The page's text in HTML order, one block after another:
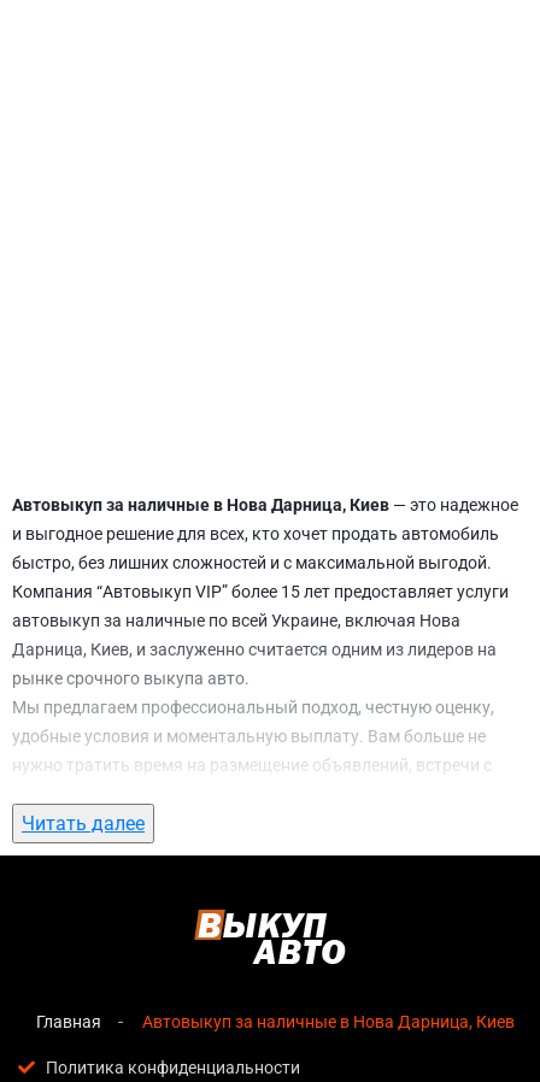
Автовыкуп за наличные в Нова Дарница, Киев — это надежное
и выгодное решение для всех, кто хочет продать автомобиль
быстро, без лишних сложностей и с максимальной выгодой.
Компания “Автовыкуп VIP” более 15 лет предоставляет услуги
автовыкуп за наличные по всей Украине, включая Нова
Дарница, Киев, и заслуженно считается одним из лидеров на
рынке срочного выкупа авто.
Мы предлагаем профессиональный подход, честную оценку,
удобные условия и моментальную выплату. Вам больше не
нужно тратить время на размещение объявлений, встречи с
ожидание. С нами вы можете
Дарница, Киеввсего за 1 день.
автовыкуп за наличные в Нова Дарница,
Мгновенная оценка— предварительная стоимость
озвучивается сразу после обращения, без скрытых
Читать далее
Главная Автовыкуп за наличные в Нова Дарница, Киев
Политика конфиденциальности